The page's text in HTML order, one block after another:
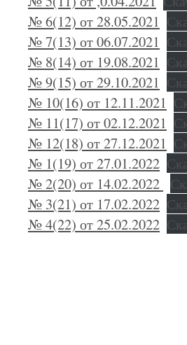
№ 6(12) от 28.05.2021
№ 7(13) от 06.07.2021
№ 8(14) от 19.08.2021
№ 9(15) от 29.10.2021
№ 10(16) от 12.11.2021
№ 11(17) от 02.12.2021
№ 12(18) от 27.12.2021
№ 1(19) от 27.01.2022
№ 2(20) от 14.02.2022
№ 3(21) от 17.02.2022
№ 4(22) от 25.02.2022